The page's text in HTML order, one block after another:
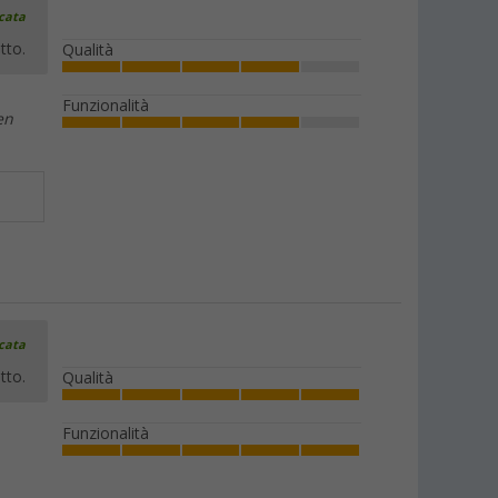
Qualità
Funzionalità
Qualità
Funzionalità